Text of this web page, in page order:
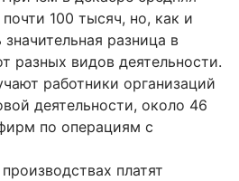
100 тысяч, но, как и
разница в
разных видов деятельности.
работники организаций
деятельности, около 46
по операциям с
платят